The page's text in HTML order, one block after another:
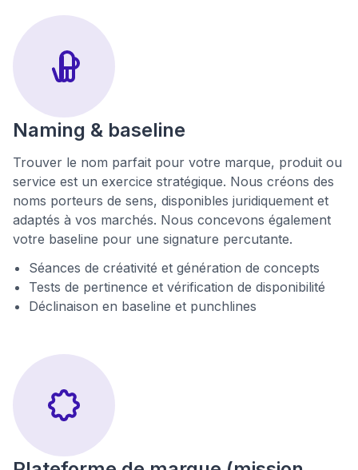
Naming & baseline
Trouver le nom parfait pour votre marque, produit ou
service est un exercice stratégique. Nous créons des
noms porteurs de sens, disponibles juridiquement et
adaptés à vos marchés. Nous concevons également
votre baseline pour une signature percutante.
Séances de créativité et génération de concepts
Tests de pertinence et vérification de disponibilité
Déclinaison en baseline et punchlines